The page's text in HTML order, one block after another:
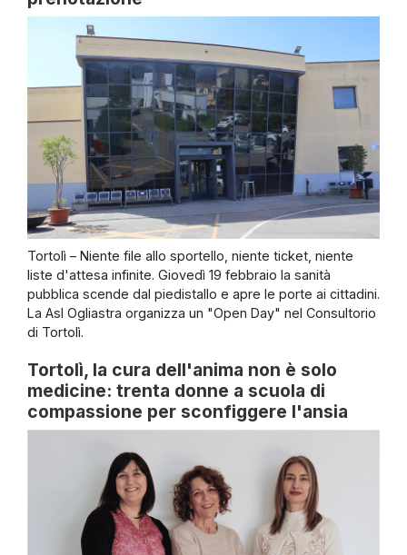
Tortolì – Niente file allo sportello, niente ticket, niente
liste d'attesa infinite. Giovedì 19 febbraio la sanità
pubblica scende dal piedistallo e apre le porte ai cittadini.
La Asl Ogliastra organizza un "Open Day" nel Consultorio
di Tortolì.
Tortolì, la cura dell'anima non è solo
medicine: trenta donne a scuola di
compassione per sconfiggere l'ansia